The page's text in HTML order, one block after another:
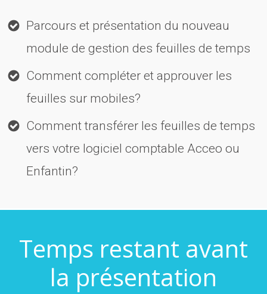
Parcours et présentation du nouveau
module de gestion des feuilles de temps
Comment compléter et approuver les
feuilles sur mobiles?
Comment transférer les feuilles de temps
vers votre logiciel comptable Acceo ou
Enfantin?
Temps restant avant
la présentation